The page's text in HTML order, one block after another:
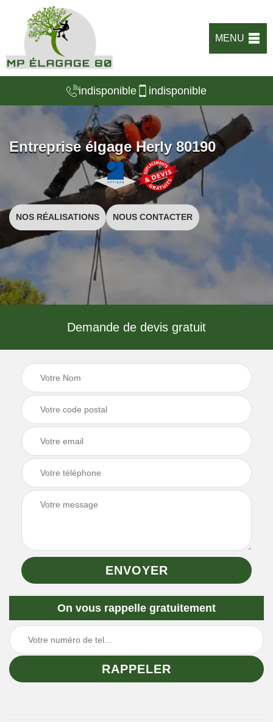
MENU
indisponible indisponible
Entreprise élgage Herly 80190
NOS RÉALISATIONS NOUS CONTACTER
Demande de devis gratuit
On vous rappelle gratuitement